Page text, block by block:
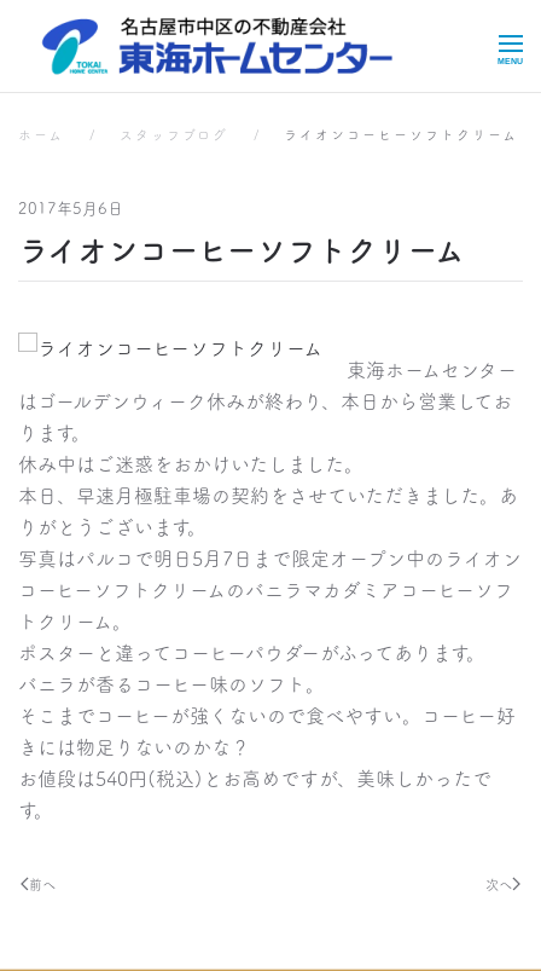
Skip to main content
スタッフブログ
ホーム スタッフブログ ライオンコーヒーソフトクリーム
2017年5月6日
ライオンコーヒーソフトクリーム
東海ホームセンター
はゴールデンウィーク休みが終わり、本日から営業してお
ります。
休み中はご迷惑をおかけいたしました。
本日、早速月極駐車場の契約をさせていただきました。あ
りがとうございます。
写真はパルコで明日5月7日まで限定オープン中のライオン
コーヒーソフトクリームのバニラマカダミアコーヒーソフ
トクリーム。
ポスターと違ってコーヒーパウダーがふってあります。
バニラが香るコーヒー味のソフト。
そこまでコーヒーが強くないので食べやすい。コーヒー好
きには物足りないのかな？
お値段は540円(税込)とお高めですが、美味しかったで
す。
前へ 次へ